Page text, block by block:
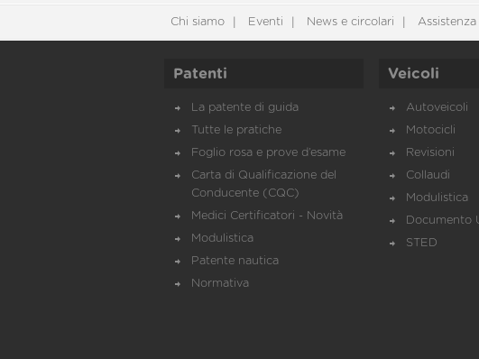
Chi siamo Eventi News e circolari Assistenza
Patenti
La patente di guida
Tutte le pratiche
Foglio rosa e prove d’esame
Carta di Qualificazione del
Conducente (CQC)
Medici Certificatori - Novità
Modulistica
Patente nautica
Normativa
Veicoli
Autoveicoli
Motocicli
Revisioni
Collaudi
Modulistica
Documento
STED